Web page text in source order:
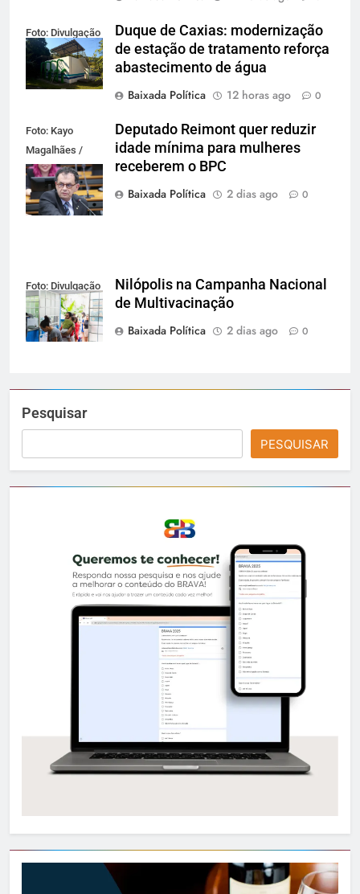
Foto: Divulgação
Duque de Caxias: modernização
de estação de tratamento reforça
abastecimento de água
Baixada Política
12 horas ago 0
Foto: Kayo
Magalhães /
Câmara dos
Deputados
Deputado Reimont quer reduzir
idade mínima para mulheres
receberem o BPC
Baixada Política
2 dias ago 0
Foto: Divulgação
Nilópolis na Campanha Nacional
de Multivacinação
Baixada Política
2 dias ago 0
Pesquisar
PESQUISAR